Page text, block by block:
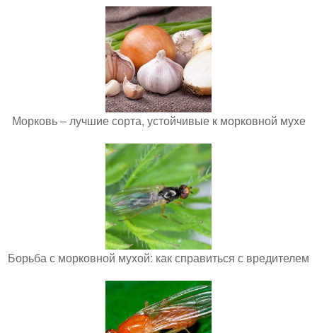
Морковь – лучшие сорта, устойчивые к морковной мухе
Борьба с морковной мухой: как справиться с вредителем